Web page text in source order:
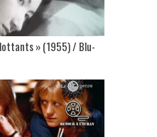
» (1955) / Blu-